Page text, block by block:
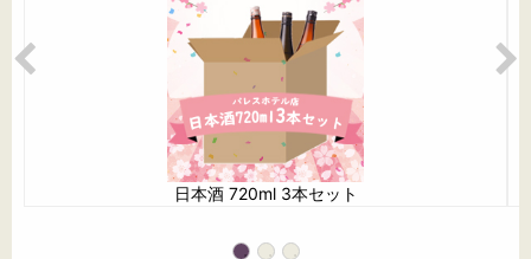
日本酒 720ml 3本セット